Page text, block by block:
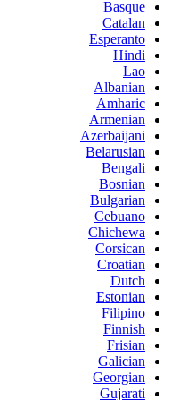
Basque
Catalan
Esperanto
Hindi
Lao
Albanian
Amharic
Armenian
Azerbaijani
Belarusian
Bengali
Bosnian
Bulgarian
Cebuano
Chichewa
Corsican
Croatian
Dutch
Estonian
Filipino
Finnish
Frisian
Galician
Georgian
Gujarati